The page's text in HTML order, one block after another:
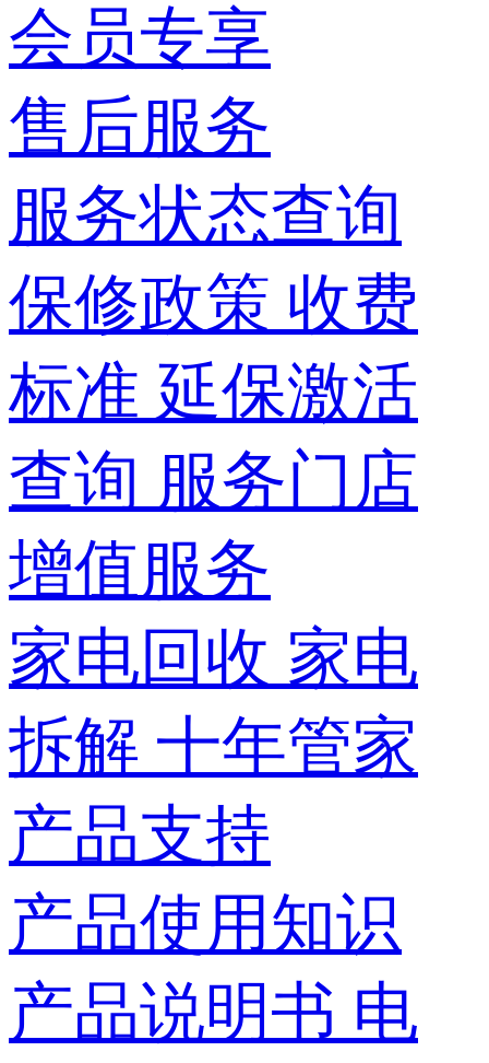
会员专享
售后服务
服务状态查询
保修政策 收费
标准 延保激活
查询 服务门店
增值服务
家电回收 家电
拆解 十年管家
产品支持
产品使用知识
产品说明书 电